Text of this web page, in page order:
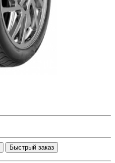
Быстрый заказ